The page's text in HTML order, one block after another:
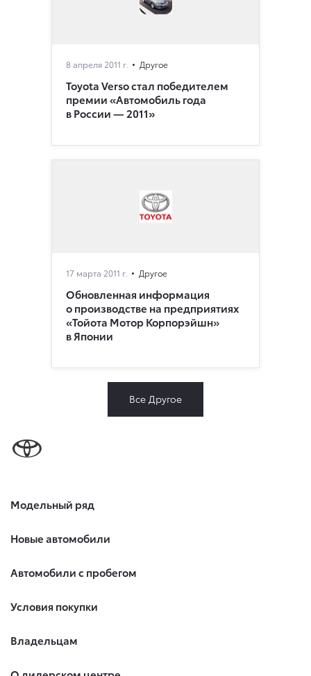
8 апреля 2011 г. Другое
Toyota Verso стал победителем
премии «Автомобиль года
в России — 2011»
17 марта 2011 г. Другое
Обновленная информация
о производстве на предприятиях
«Тойота Мотор Корпорэйшн»
в Японии
Все Другое
Модельный ряд
Новые автомобили
Автомобили с пробегом
Условия покупки
Владельцам